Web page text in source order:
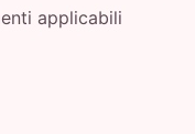
applicabili